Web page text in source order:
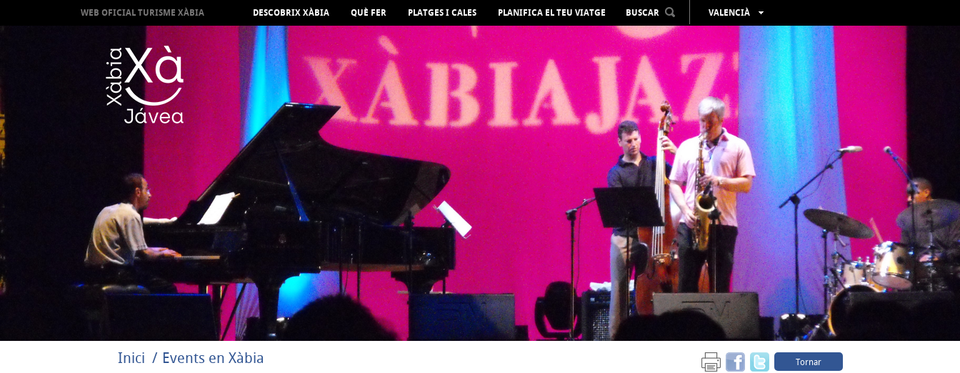
WEB OFICIAL TURISME XÀBIA DESCOBRIX XÀBIA QUÈ FER PLATGES I CALES PLANIFICA EL TEU VIATGE BUSCAR
VALENCIÀ
ESPAÑOL
ENGLISH
FRANÇAIS
DEUTSCH
РУССКИЙ
Inici Events en Xàbia Tornar